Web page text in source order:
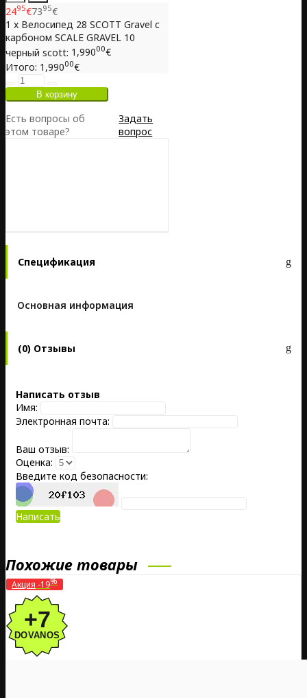
2495€7395€
1 x Велосипед 28 SCOTT Gravel с
карбоном SCALE GRAVEL 10
черный scott: 1,99000€
Итого: 1,99000€
Есть вопросы об
этом товаре?
Задать
вопрос
Спецификация
Основная информация
(0) Отзывы
Написать отзыв
Имя:
Электронная почта:
Ваш отзыв:
Оценка:
Введите код безопасности:
Написать
Похожие товары
Акция -19%